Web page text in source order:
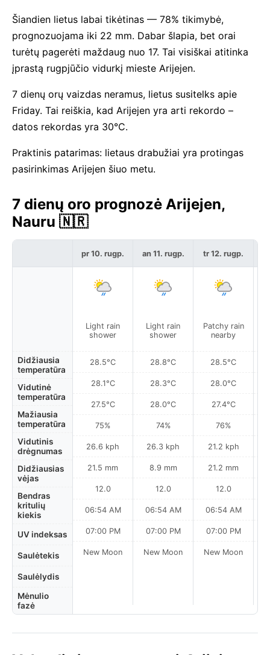
Šiandien lietus labai tikėtinas — 78% tikimybė,
prognozuojama iki 22 mm. Dabar šlapia, bet orai
turėtų pagerėti maždaug nuo 17. Tai visiškai atitinka
įprastą rugpjūčio vidurkį mieste Arijejen.
7 dienų orų vaizdas neramus, lietus susitelks apie
Friday. Tai reiškia, kad Arijejen yra arti rekordo –
datos rekordas yra 30°C.
Praktinis patarimas: lietaus drabužiai yra protingas
pasirinkimas Arijejen šiuo metu.
7 dienų oro prognozė Arijejen,
Nauru 🇳🇷
Didžiausia
temperatūra
Vidutinė
temperatūra
Mažiausia
temperatūra
Vidutinis
drėgnumas
Didžiausias
vėjas
Bendras
kritulių
kiekis
UV indeksas
Saulėtekis
Saulėlydis
Mėnulio
fazė
pr 10. rugp.
Light rain
shower
28.5°C
28.1°C
27.5°C
75%
26.6 kph
21.5 mm
12.0
06:54 AM
07:00 PM
New Moon
an 11. rugp.
Light rain
shower
28.8°C
28.3°C
28.0°C
74%
26.3 kph
8.9 mm
12.0
06:54 AM
07:00 PM
New Moon
tr 12. rugp.
Patchy rain
nearby
28.5°C
28.0°C
27.4°C
76%
21.2 kph
21.2 mm
12.0
06:54 AM
07:00 PM
New Moon